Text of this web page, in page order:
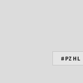
#PZHL